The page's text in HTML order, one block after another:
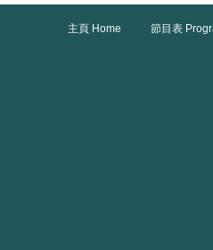
主頁 Home 節目表